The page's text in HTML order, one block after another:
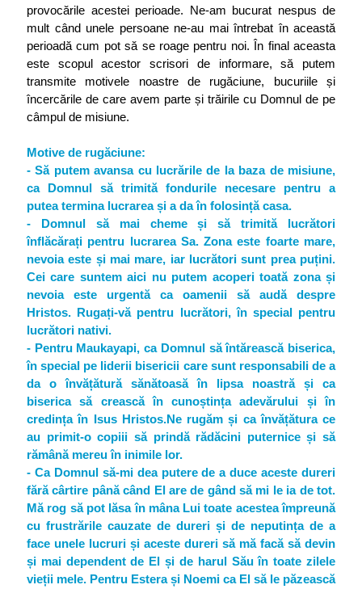
provocările acestei perioade. Ne-am bucurat nespus de
mult când unele persoane ne-au mai întrebat în această
perioadă cum pot să se roage pentru noi. În final aceasta
este scopul acestor scrisori de informare, să putem
transmite motivele noastre de rugăciune, bucuriile și
încercările de care avem parte și trăirile cu Domnul de pe
câmpul de misiune.
Motive de rugăciune:
- Să putem avansa cu lucrările de la baza de misiune,
ca Domnul să trimită fondurile necesare pentru a
putea termina lucrarea și a da în folosință casa.
- Domnul să mai cheme și să trimită lucrători
înflăcărați pentru lucrarea Sa. Zona este foarte mare,
nevoia este și mai mare, iar lucrători sunt prea puțini.
Cei care suntem aici nu putem acoperi toată zona și
nevoia este urgentă ca oamenii să audă despre
Hristos. Rugați-vă pentru lucrători, în special pentru
lucrători nativi.
- Pentru Maukayapi, ca Domnul să întărească biserica,
în special pe liderii bisericii care sunt responsabili de a
da o învățătură sănătoasă în lipsa noastră și ca
biserica să crească în cunoștința adevărului și în
credința în Isus Hristos.Ne rugăm și ca învățătura ce
au primit-o copiii să prindă rădăcini puternice și să
rămână mereu în inimile lor.
- Ca Domnul să-mi dea putere de a duce aceste dureri
fără cârtire până când El are de gând să mi le ia de tot.
Mă rog să pot lăsa în mâna Lui toate acestea împreună
cu frustrările cauzate de dureri și de neputința de a
face unele lucruri și aceste dureri să mă facă să devin
și mai dependent de El și de harul Său în toate zilele
vieții mele. Pentru Estera și Noemi ca El să le păzească